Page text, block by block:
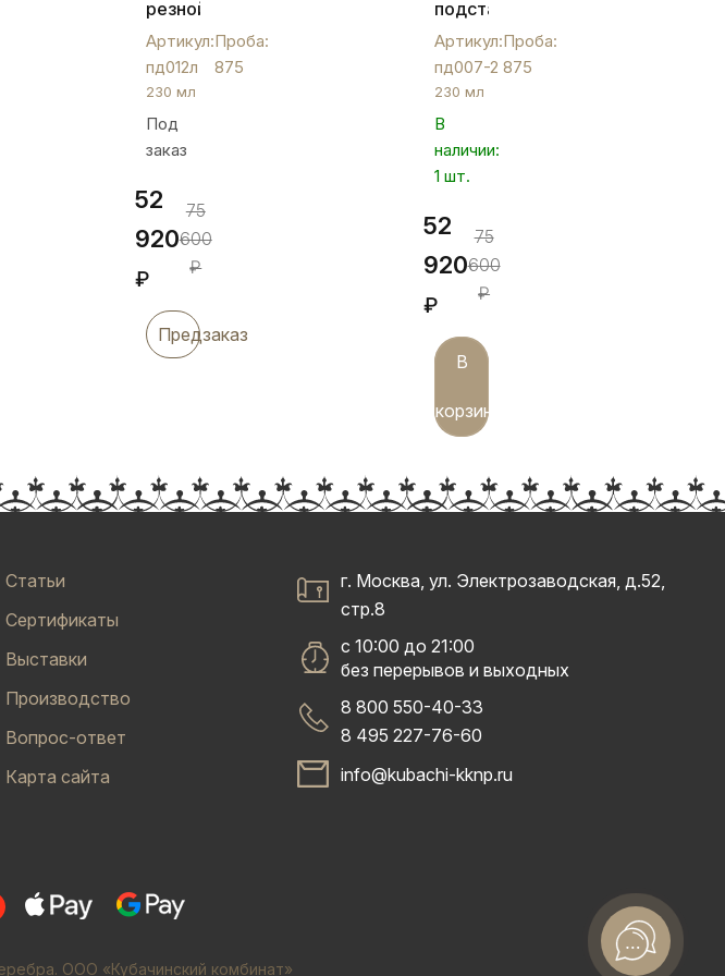
резной
подстаканник
ложкой,
230
мл,
пд012л
Артикул:
пд012л
Проба:
875
230 мл
Под
заказ
52
920
₽
75
600
₽
Предзаказ
подстаканник
с
чернью,
пд007-
2
Артикул:
пд007-2
Проба:
875
230 мл
В
наличии:
1 шт.
52
920
₽
75
600
₽
В
корзину
Статьи
Сертификаты
Выставки
Производство
Вопрос-ответ
Карта сайта
г. Москва, ул. Электрозаводская, д.52,
стр.8
с 10:00 до 21:00
без перерывов и выходных
8 800 550-40-33
8 495 227-76-60
info@kubachi-kknp.ru
ООО «Кубачинский комбинат»